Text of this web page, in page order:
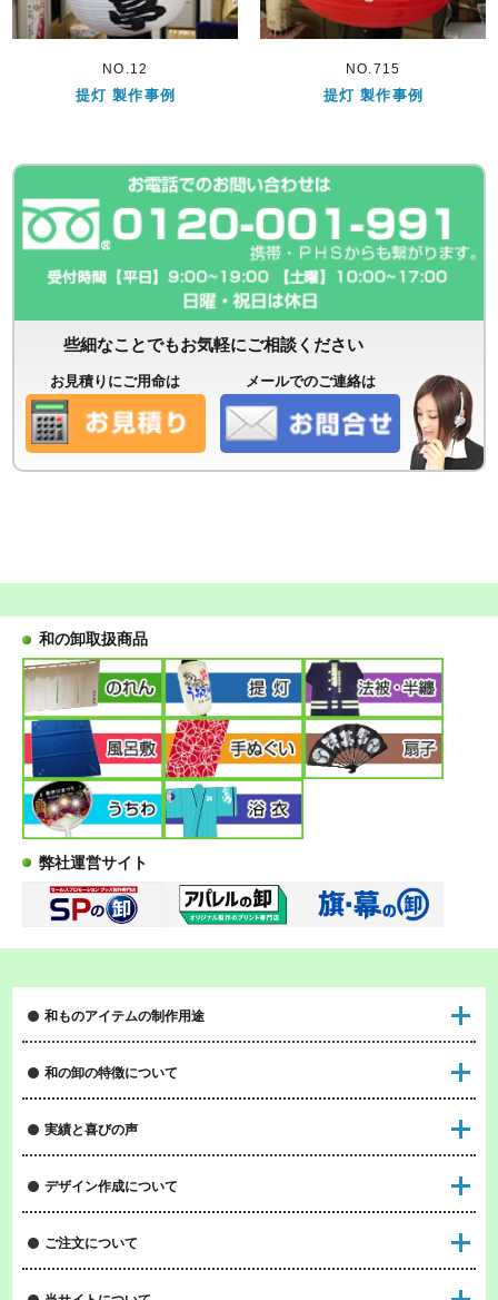
NO.12
提灯 製作事例
NO.715
提灯 製作事例
些細なことでもお気軽にご相談ください
お見積りにご用命は メールでのご連絡は
和の卸取扱商品
弊社運営サイト
和ものアイテムの制作用途
和の卸の特徴について
実績と喜びの声
デザイン作成について
ご注文について